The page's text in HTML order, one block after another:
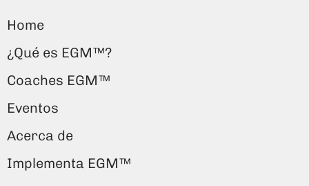
Home
¿Qué es EGM™?
Coaches EGM™
Eventos
Acerca de
Implementa EGM™